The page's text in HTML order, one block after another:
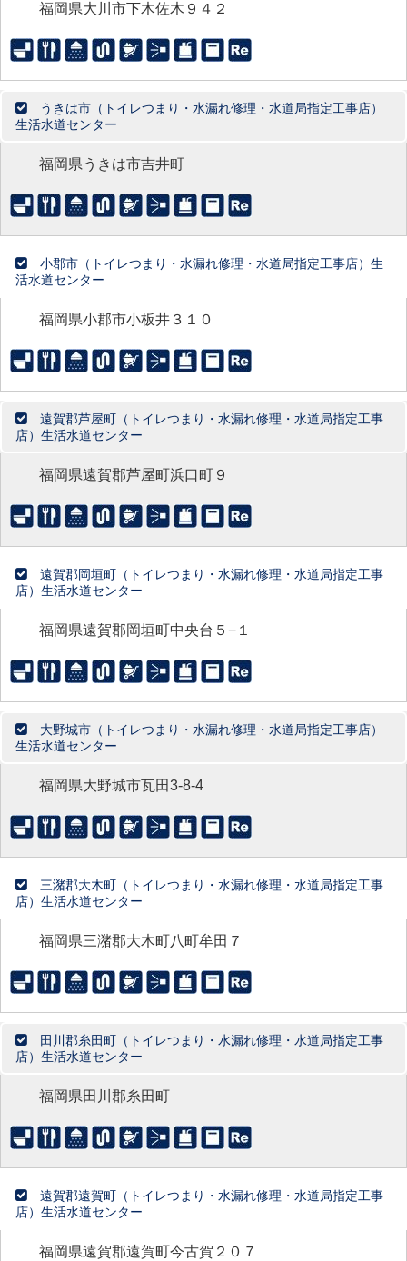
福岡県大川市下木佐木９４２
うきは市（トイレつまり・水漏れ修理・水道局指定工事店）
生活水道センター
福岡県うきは市吉井町
小郡市（トイレつまり・水漏れ修理・水道局指定工事店）生
活水道センター
福岡県小郡市小板井３１０
遠賀郡芦屋町（トイレつまり・水漏れ修理・水道局指定工事
店）生活水道センター
福岡県遠賀郡芦屋町浜口町９
遠賀郡岡垣町（トイレつまり・水漏れ修理・水道局指定工事
店）生活水道センター
福岡県遠賀郡岡垣町中央台５−１
大野城市（トイレつまり・水漏れ修理・水道局指定工事店）
生活水道センター
福岡県大野城市瓦田3-8-4
三潴郡大木町（トイレつまり・水漏れ修理・水道局指定工事
店）生活水道センター
福岡県三潴郡大木町八町牟田７
田川郡糸田町（トイレつまり・水漏れ修理・水道局指定工事
店）生活水道センター
福岡県田川郡糸田町
遠賀郡遠賀町（トイレつまり・水漏れ修理・水道局指定工事
店）生活水道センター
福岡県遠賀郡遠賀町今古賀２０７